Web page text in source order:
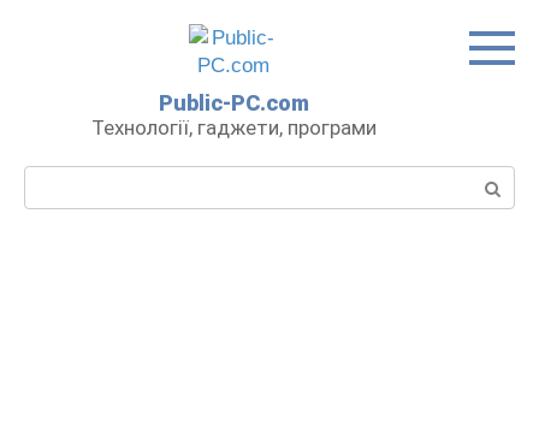
Public-PC.com
Технології, гаджети, програми